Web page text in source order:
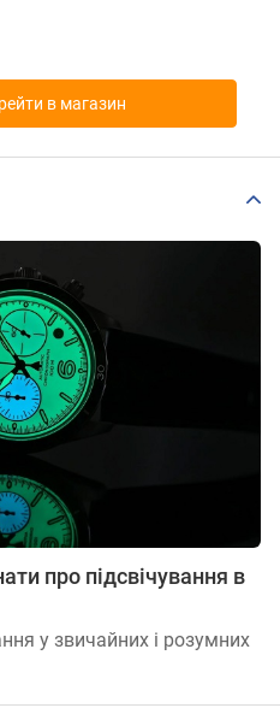
в магазин
про підсвічування в
у звичайних і розумних